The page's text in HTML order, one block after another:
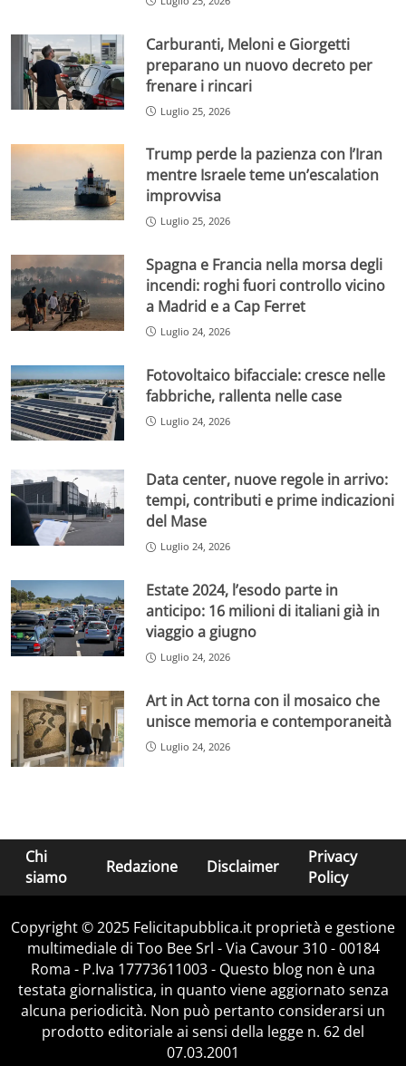
Carburanti, Meloni e Giorgetti
preparano un nuovo decreto per
frenare i rincari
Luglio 25, 2026
Trump perde la pazienza con l’Iran
mentre Israele teme un’escalation
improvvisa
Luglio 25, 2026
Spagna e Francia nella morsa degli
incendi: roghi fuori controllo vicino
a Madrid e a Cap Ferret
Luglio 24, 2026
Fotovoltaico bifacciale: cresce nelle
fabbriche, rallenta nelle case
Luglio 24, 2026
Data center, nuove regole in arrivo:
tempi, contributi e prime indicazioni
del Mase
Luglio 24, 2026
Estate 2024, l’esodo parte in
anticipo: 16 milioni di italiani già in
viaggio a giugno
Luglio 24, 2026
Art in Act torna con il mosaico che
unisce memoria e contemporaneità
Luglio 24, 2026
Chi
siamo
Redazione Disclaimer
Privacy
Policy
Copyright © 2025 Felicitapubblica.it proprietà e gestione
multimediale di Too Bee Srl - Via Cavour 310 - 00184
Roma - P.Iva 17773611003 - Questo blog non è una
testata giornalistica, in quanto viene aggiornato senza
alcuna periodicità. Non può pertanto considerarsi un
prodotto editoriale ai sensi della legge n. 62 del
07.03.2001